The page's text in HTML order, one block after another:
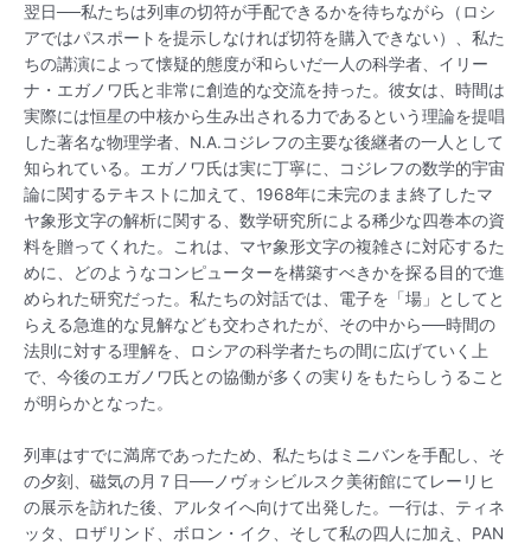
翌日──私たちは列車の切符が手配できるかを待ちながら（ロシ
アではパスポートを提示しなければ切符を購入できない）、私た
ちの講演によって懐疑的態度が和らいだ一人の科学者、イリー
ナ・エガノワ氏と非常に創造的な交流を持った。彼女は、時間は
実際には恒星の中核から生み出される力であるという理論を提唱
した著名な物理学者、N.A.コジレフの主要な後継者の一人として
知られている。エガノワ氏は実に丁寧に、コジレフの数学的宇宙
論に関するテキストに加えて、1968年に未完のまま終了したマ
ヤ象形文字の解析に関する、数学研究所による稀少な四巻本の資
料を贈ってくれた。これは、マヤ象形文字の複雑さに対応するた
めに、どのようなコンピューターを構築すべきかを探る目的で進
められた研究だった。私たちの対話では、電子を「場」としてと
らえる急進的な見解なども交わされたが、その中から──時間の
法則に対する理解を、ロシアの科学者たちの間に広げていく上
で、今後のエガノワ氏との協働が多くの実りをもたらしうること
が明らかとなった。
列車はすでに満席であったため、私たちはミニバンを手配し、そ
の夕刻、磁気の月７日──ノヴォシビルスク美術館にてレーリヒ
の展示を訪れた後、アルタイへ向けて出発した。一行は、ティネ
ッタ、ロザリンド、ボロン・イク、そして私の四人に加え、PAN